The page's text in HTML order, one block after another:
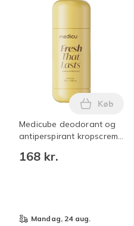
Medicube deodorant og
antiperspirant kropscreme
fjerner kropslugt og
168 kr.
Læg
Køb
mandag, 24 aug.